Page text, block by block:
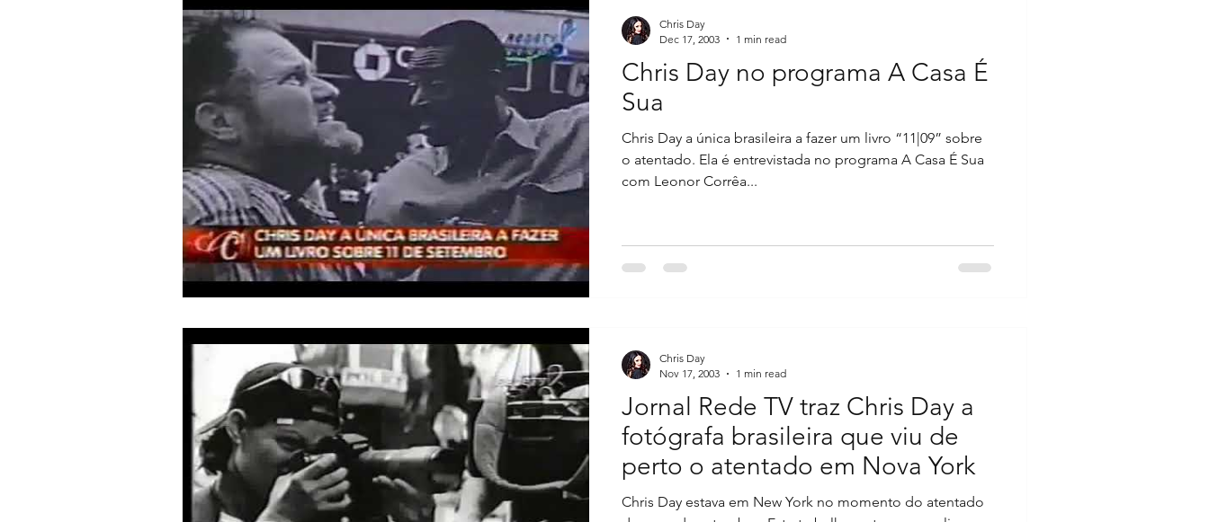
Chris Day no programa A Casa É
Sua
Chris Day a única brasileira a fazer um livro “11|09” sobre
o atentado. Ela é entrevistada no programa A Casa É Sua
com Leonor Corrêa...
Chris Day
Dec 17, 2003
1 min read
Jornal Rede TV traz Chris Day a
fotógrafa brasileira que viu de
perto o atentado em Nova York
Chris Day estava em New York no momento do atentado
Chris Day
Nov 17, 2003
1 min read